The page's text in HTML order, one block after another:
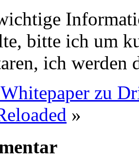
bitte ich um
ich werden
zu
»